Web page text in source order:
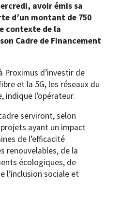
avoir émis sa
d’un montant de 750
contexte de la
Cadre de Financement
d’investir de
et la 5G, les réseaux du
indique l’opérateur.
serviront, selon
ayant un impact
de l’efficacité
renouvelables, de la
écologiques, de
l’inclusion sociale et